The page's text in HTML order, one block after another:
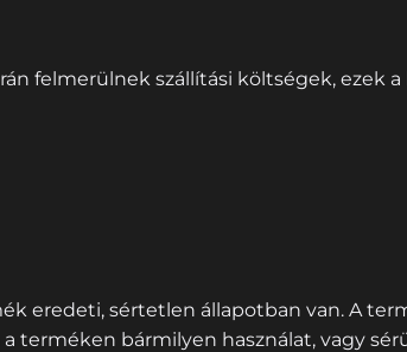
felmerülnek szállítási költségek, ezek
eredeti, sértetlen állapotban van. A
terméken bármilyen használat, vagy